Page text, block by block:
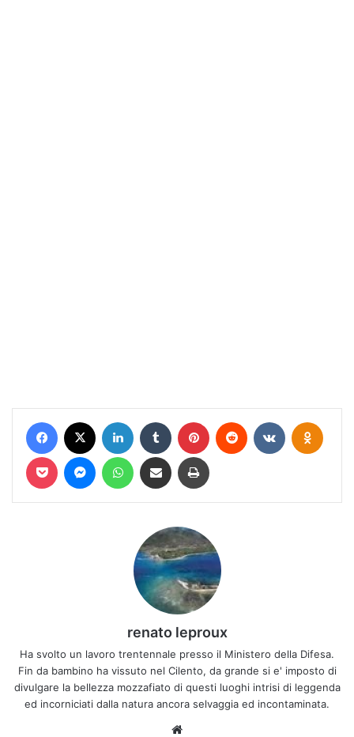
Facebook LinkedIn Tumblr Pinterest Reddit VKontakte
Pocket MessengerWhatsAppCondividi via mail Stampa
renato leproux
Ha svolto un lavoro trentennale presso il Ministero della Difesa.
Fin da bambino ha vissuto nel Cilento, da grande si e' imposto di
divulgare la bellezza mozzafiato di questi luoghi intrisi di leggenda
ed incorniciati dalla natura ancora selvaggia ed incontaminata.